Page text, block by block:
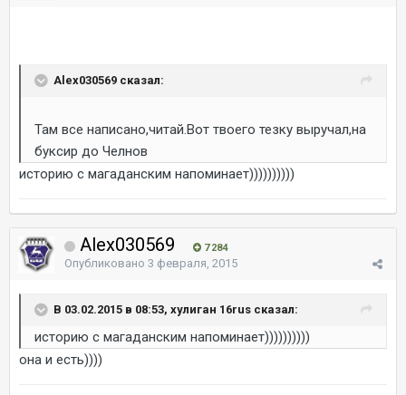
Alex030569 сказал:
Там все написано,читай.Вот твоего тезку выручал,на
буксир до Челнов
историю с магаданским напоминает))))))))))
Alex030569 7 284
Опубликовано 3 февраля, 2015
В 03.02.2015 в 08:53, хулиган 16rus сказал:
историю с магаданским напоминает))))))))))
она и есть))))